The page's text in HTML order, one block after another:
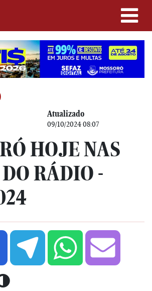
Atualizado
09/10/2024 08:07
HOJE NAS
RÁDIO -